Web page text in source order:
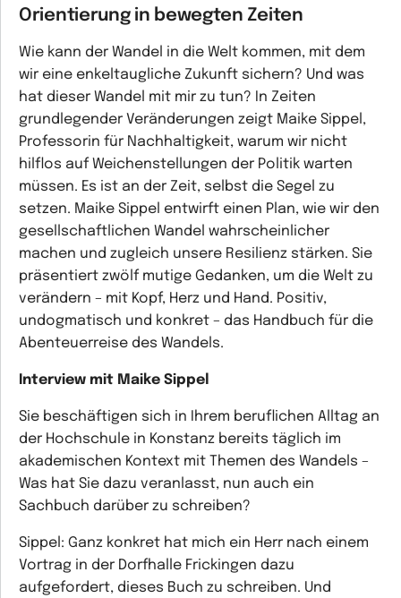
Orientierung in bewegten Zeiten
Wie kann der Wandel in die Welt kommen, mit dem
wir eine enkeltaugliche Zukunft sichern? Und was
hat dieser Wandel mit mir zu tun? In Zeiten
grundlegender Veränderungen zeigt Maike Sippel,
Professorin für Nachhaltigkeit, warum wir nicht
hilflos auf Weichenstellungen der Politik warten
müssen. Es ist an der Zeit, selbst die Segel zu
setzen. Maike Sippel entwirft einen Plan, wie wir den
gesellschaftlichen Wandel wahrscheinlicher
machen und zugleich unsere Resilienz stärken. Sie
präsentiert zwölf mutige Gedanken, um die Welt zu
verändern – mit Kopf, Herz und Hand. Positiv,
undogmatisch und konkret – das Handbuch für die
Abenteuerreise des Wandels.
Interview mit Maike Sippel
Sie beschäftigen sich in Ihrem beruflichen Alltag an
der Hochschule in Konstanz bereits täglich im
akademischen Kontext mit Themen des Wandels –
Was hat Sie dazu veranlasst, nun auch ein
Sachbuch darüber zu schreiben?
Sippel: Ganz konkret hat mich ein Herr nach einem
Vortrag in der Dorfhalle Frickingen dazu
aufgefordert, dieses Buch zu schreiben. Und